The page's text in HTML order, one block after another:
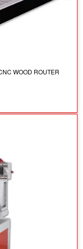
WOOD ROUTER